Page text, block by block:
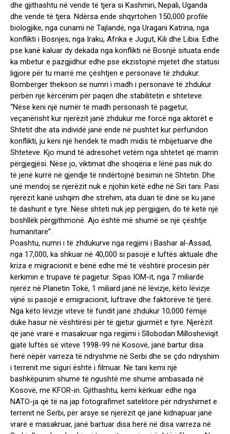
dhe gjithashtu në vende të tjera si Kashmiri, Nepali, Uganda
dhe vende të tjera. Ndërsa ende shqyrtohen 150,000 profile
biologjike, nga cunami në Tajlandë, nga Uragani Katrina, nga
konflikti i Bosnjes, nga Iraku, Afrika e Jugut, Kili dhe Libia. Edhe
pse kanë kaluar dy dekada nga konflikti në Bosnjë situata ende
ka mbetur e pazgjidhur edhe pse ekzistojnë mjetet dhe statusi
ligjore për tu marrë me çështjen e personave të zhdukur.
Bomberger thekson se numri i madh i personave të zhdukur
përbën një kërcënim për paqen dhe stabilitetin e shteteve:
“Nëse keni një numër të madh personash të pagjetur,
veçanërisht kur njerëzit janë zhdukur me forcë nga aktorët e
Shtetit dhe ata individë janë ende në pushtet kur përfundon
konflikti, ju keni një hendek të madh midis të mbijetuarve dhe
Shteteve. Kjo mund të adresohet vetëm nga shtetet që marrin
përgjegjësi. Nëse jo, viktimat dhe shoqëria e lënë pas nuk do
të jenë kurrë në gjendje të rindërtojnë besimin në Shtetin. Dhe
unë mendoj se njerëzit nuk e njohin këtë edhe në Siri tani. Pasi
njerëzit kanë ushqim dhe strehim, ata duan të dinë se ku janë
të dashurit e tyre. Nëse shteti nuk jep përgjigjen, do të ketë një
boshllëk përgjithmonë. Ajo është më shumë se një çështje
humanitare”.
Poashtu, numri i të zhdukurve nga regjimi i Bashar al-Assad,
nga 17,000, ka shkuar në 40,000 si pasojë e luftës aktuale dhe
kriza e migracionit e bënë edhe më të vështirë procesin për
kërkimin e trupave të pagjetur. Sipas IOM-it, nga 7 miliardë
njerëz në Planetin Tokë, 1 miliard janë në lëvizje, këto lëvizje
vijnë si pasojë e emigracionit, luftrave dhe faktorëve të tjerë.
Nga këto lëvizje viteve të fundit janë zhdukur 10,000 fëmijë
duke hasur në vështirësi për të gjetur gjurmët e tyre. Njerëzit
që janë vrarë e masakruar nga regjimi i Sllobodan Millosheviqit
gjatë luftës së viteve 1998-99 në Kosovë, janë bartur disa
herë nëpër varreza të ndryshme në Serbi dhe se çdo ndryshim
i terrenit me siguri është i filmuar. Ne tani kemi një
bashkëpunim shumë të ngushtë me shumë ambasada në
Kosovë, me KFOR-in. Gjithashtu, kemi kërkuar edhe nga
NATO-ja që të na jap fotografimet satelitore për ndryshimet e
terrenit në Serbi, për arsye se njerëzit që janë kidnapuar janë
vrarë e masakruar, janë bartuar disa herë në disa varreza në